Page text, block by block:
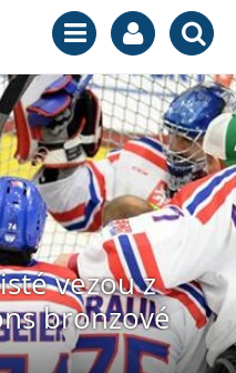
vezou z
bronzové